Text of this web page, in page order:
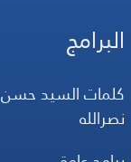
البرامج
كلمات السيد حسن
نصرالله